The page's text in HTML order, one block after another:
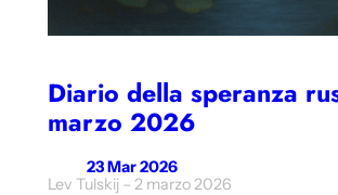
Diario della speranza
marzo 2026
23 Mar 2026
Lev Tulskij – 2 marzo 2026